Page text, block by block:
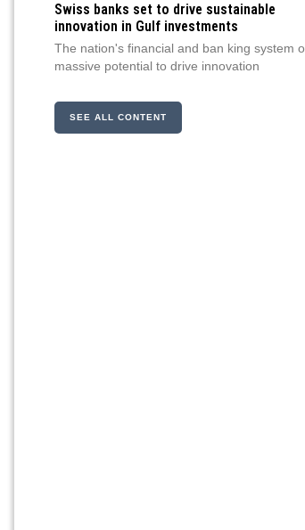
Swiss banks set to drive sustainable
innovation in Gulf investments
The nation's financial and ban king system
massive potential to drive innovation
SEE ALL CONTENT